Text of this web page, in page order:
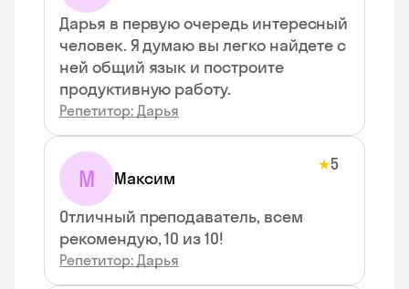
Дарья в первую очередь интересный
человек. Я думаю вы легко найдете с
ней общий язык и построите
продуктивную работу.
Репетитор: Дарья
М Максим
★5
Отличный преподаватель, всем
рекомендую, 10 из 10!
Репетитор: Дарья